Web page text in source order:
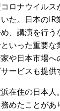
ロナウイルス
た。日本のIR
、講演を行う
いった重要
や日本市場
ービスも提供
在住の日本人
めたことが